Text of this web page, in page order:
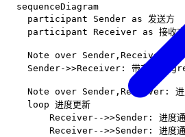
  sequenceDiagram
    participant Sender as 发送方
    participant Receiver as 接收方
Note over Sender,Receiver: 带
Sender->>Receiver: 带有
Note over Sender,Receiver: 进
    loop 进度更新
Receiver-->>Sender: 进度
Receiver-->>Sender: 进度